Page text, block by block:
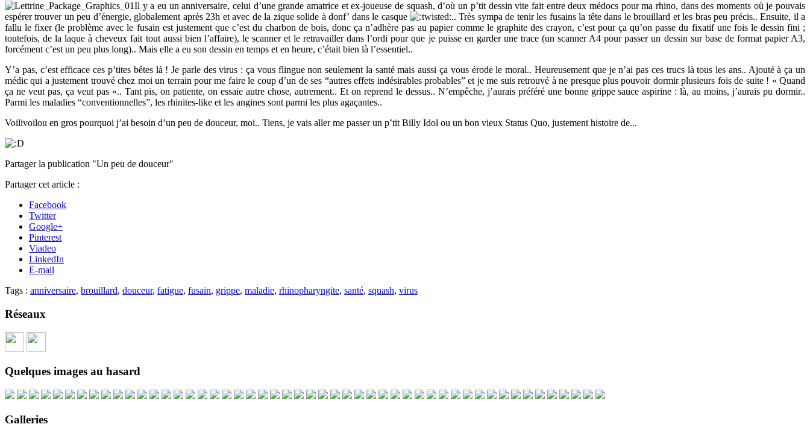
Il y a eu un anniversaire, celui d’une grande amatrice et ex-joueuse de squash, d’où un p’tit dessin vite fait entre deux médocs pour ma rhino, dans des moments où je pouvais
espérer trouver un peu d’énergie, globalement après 23h et avec de la zique solide à donf’ dans le casque
.. Très sympa de tenir les fusains la tête dans le brouillard et les bras peu précis.. Ensuite, il a
fallu le fixer (le problème avec le fusain est justement que c’est du charbon de bois, donc ça n’adhère pas au papier comme le graphite des crayon, c’est pour ça qu’on passe du fixatif une fois le dessin fini ;
toutefois, de la laque à cheveux fait tout aussi bien l’affaire), le scanner et le retravailler dans l’ordi pour que je puisse en garder une trace (un scanner A4 pour passer un dessin sur base de format papier A3,
forcément c’est un peu plus long).. Mais elle a eu son dessin en temps et en heure, c’était bien là l’essentiel..
Y’a pas, c’est efficace ces p’tites bêtes là ! Je parle des virus : ça vous flingue non seulement la santé mais aussi ça vous érode le moral.. Heureusement que je n’ai pas ces trucs là tous les ans.. Ajouté à ça un
médic qui a justement trouvé chez moi un terrain pour me faire le coup d’un de ses “autres effets indésirables probables” et je me suis retrouvé à ne presque plus pouvoir dormir plusieurs fois de suite ! « Quand
ça ne veut pas, ça veut pas ».. Tant pis, on patiente, on essaie autre chose, autrement.. Et on reprend le dessus.. N’empêche, j’aurais préféré une bonne grippe sauce aspirine : là, au moins, j’aurais pu dormir..
Parmi les maladies “conventionnelles”, les rhinites-like et les angines sont parmi les plus agaçantes..
Voilivoilou en gros pourquoi j’ai besoin d’un peu de douceur, moi.. Tiens, je vais aller me passer un p’tit Billy Idol ou un bon vieux Status Quo, justement histoire de...
Partager la publication "Un peu de douceur"
Partager cet article :
Facebook
Twitter
Google+
Pinterest
Viadeo
LinkedIn
E-mail
Tags : anniversaire, brouillard, douceur, fatigue, fusain, grippe, maladie, rhinopharyngite, santé, squash, virus
Réseaux
Quelques images au hasard
Galleries